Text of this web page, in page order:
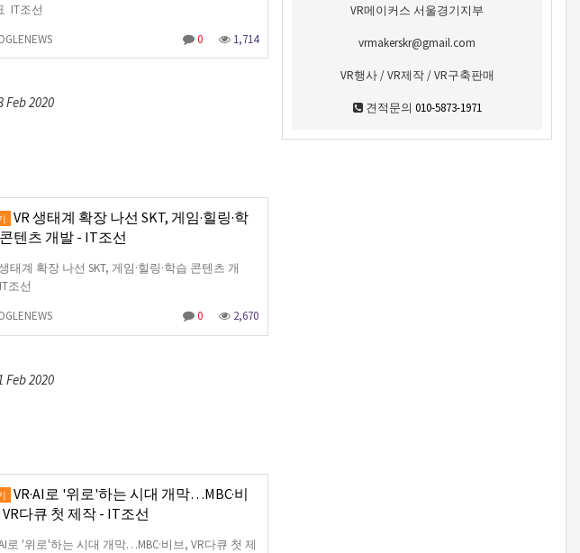
IT조선
0 1,714
Feb 2020
VR 생태계 확장 나선 SKT, 게임·힐링·학
텐츠 개발 - IT조선
태계 확장 나선 SKT, 게임·힐링·학습 콘텐츠 개
조선
0 2,670
Feb 2020
VR·AI로 '위로'하는 시대 개막…MBC·비
VR다큐 첫 제작 - IT조선
로 '위로'하는 시대 개막…MBC·비브, VR다큐 첫 제
VR메이커스 서울경기지부
vrmakerskr@gmail.com
VR행사 / VR제작 / VR구축판매
견적문의 010-5873-1971